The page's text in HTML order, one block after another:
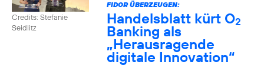
Credits: Stefanie
Seidlitz
FIDOR ÜBERZEUGEN:
Handelsblatt kürt O2
Banking als
„Herausragende
digitale Innovation“